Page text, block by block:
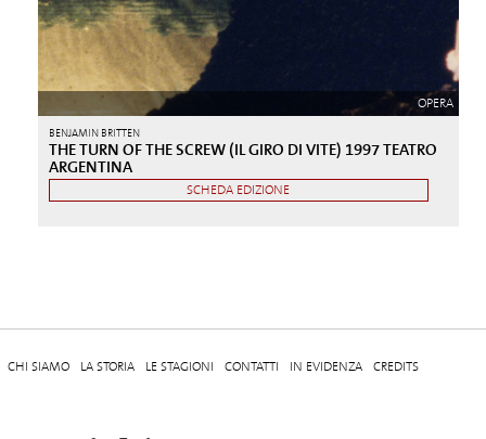
OPERA
BENJAMIN BRITTEN
THE TURN OF THE SCREW (IL GIRO DI VITE) 1997 TEATRO
ARGENTINA
SCHEDA EDIZIONE
CHI SIAMO LA STORIA LE STAGIONI CONTATTI IN EVIDENZA CREDITS